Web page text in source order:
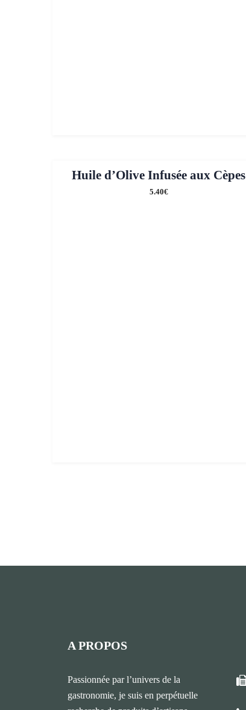
Huile d’Olive Infusée aux Cèpes
5.40€
A PROPOS
Passionnée par l’univers de la
gastronomie, je suis en perpétuelle